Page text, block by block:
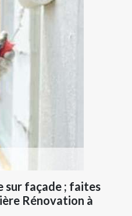
sur façade ; faites
Rénovation à